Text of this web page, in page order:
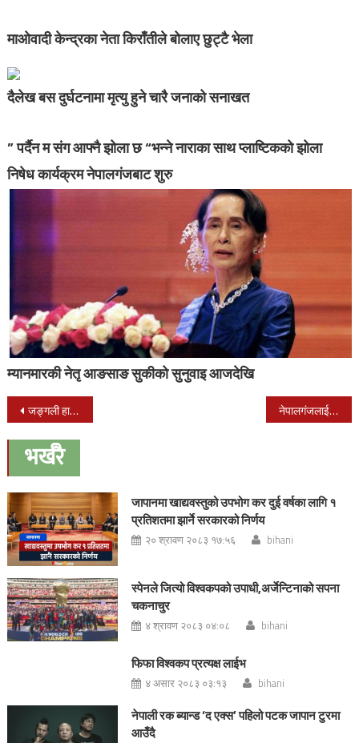
माओवादी केन्द्रका नेता किराँतीले बोलाए छुट्टै भेला
दैलेख बस दुर्घटनामा मृत्यु हुने चारै जनाको सनाखत
” पर्दैन म संग आफ्नै झोला छ “भन्ने नाराका साथ प्लाष्टिकको झोला
निषेध कार्यक्रम नेपालगंजबाट शुरु
म्यानमारकी नेतृ आङसाङ सुकीको सुनुवाइ आजदेखि
Post
navigation
जङ्गली हात्तीबाट दिगो व्यवस्थापनको माग गर्दै स्थानीयबासी आन्दोलित नेपालगंजलाई बालमैत्री बनाउन जोड
भर्खरै
जापानमा खाद्यवस्तुको उपभोग कर दुई वर्षका लागि १
प्रतिशतमा झार्ने सरकारको निर्णय
२० श्रावण २०८३ १७:५६ bihani
स्पेनले जित्यो विश्वकपको उपाधी,अर्जेन्टिनाको सपना
चकनाचुर
४ श्रावण २०८३ ०४:०८ bihani
फिफा विश्वकप प्रत्यक्ष लाईभ
४ असार २०८३ ०३:१३ bihani
नेपाली रक ब्यान्ड ‘द एक्स’ पहिलो पटक जापान टुरमा
आउँदै